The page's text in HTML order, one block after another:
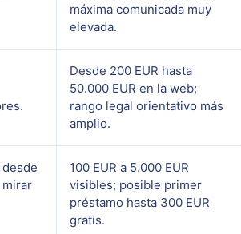
máxima comunicada muy
elevada.
Desde 200 EUR hasta
50.000 EUR en la web;
rango legal orientativo más
amplio.
100 EUR a 5.000 EUR
visibles; posible primer
préstamo hasta 300 EUR
gratis.